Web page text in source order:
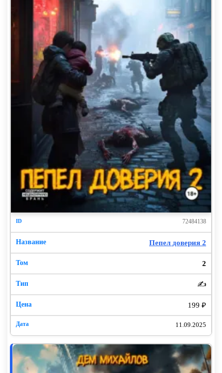
72484138
Пепел доверия 2
2
✍️
199 ₽
11.09.2025